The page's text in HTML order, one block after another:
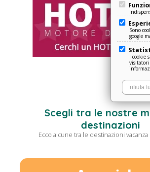
Scegli tra le nostre
destinazioni
Ecco alcune tra le destinazioni vacanza
Sono
google
I cookie
visitatori
rifiuta